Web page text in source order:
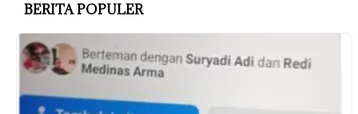
BERITA POPULER